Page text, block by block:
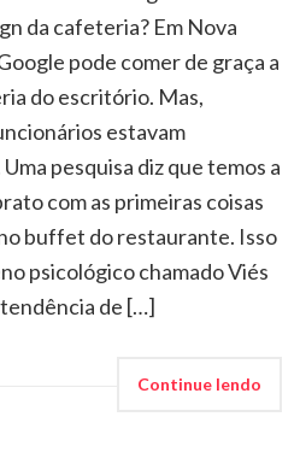
da cafeteria? Em Nova
pode comer de graça a
do escritório. Mas,
estavam
pesquisa diz que temos a
com as primeiras coisas
buffet do restaurante. Isso
psicológico chamado Viés
tendência de […]
Continue lendo